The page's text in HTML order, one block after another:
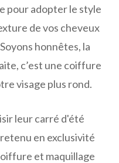
pour adopter le style
de vos cheveux
honnêtes, la
c’est une coiffure
visage plus rond.
leur carré d'été
en exclusivité
et maquillage